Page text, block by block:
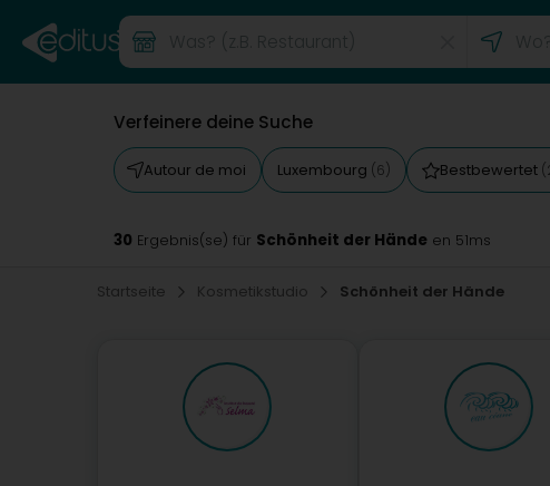
Verfeinere deine Suche
Autour de moi Luxembourg (6) Bestbewertet
30 Ergebnis(se) für Schönheit der Hände en 51ms
Startseite Kosmetikstudio Schönheit der Hände